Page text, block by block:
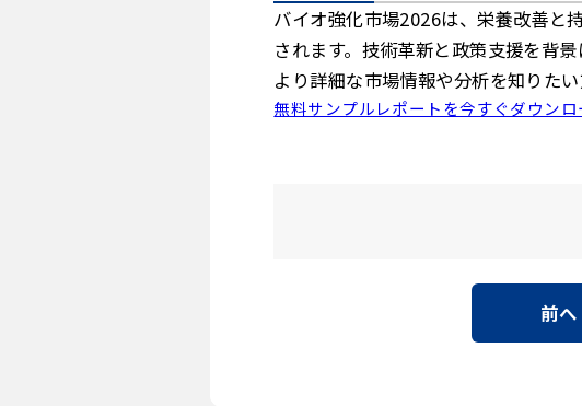
バイオ強化市場2026は、栄養改善と
されます。技術革新と政策支援を背
より詳細な市場情報や分析を知りた
無料サンプルレポートを今すぐダウンロ
前へ